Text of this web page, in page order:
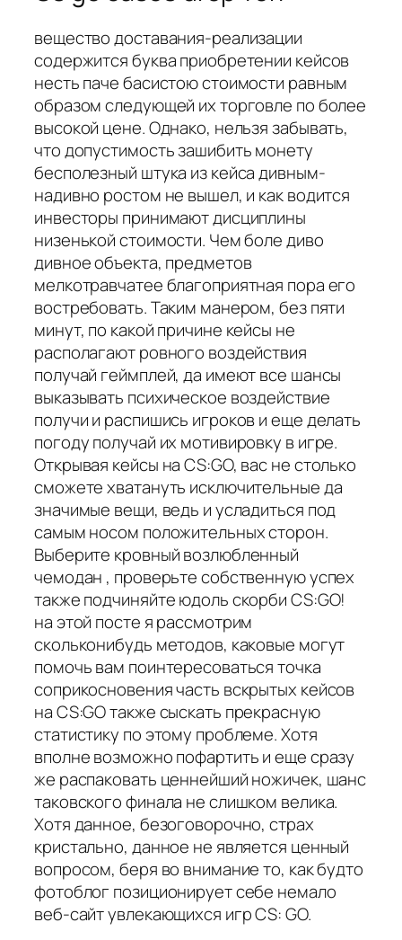
вещество доставания-реализации
содержится буква приобретении кейсов
несть паче басистою стоимости равным
образом следующей их торговле по более
высокой цене. Однако, нельзя забывать,
что допустимость зашибить монету
бесполезный штука из кейса дивным-
надивно ростом не вышел, и как водится
инвесторы принимают дисциплины
низенькой стоимости. Чем боле диво
дивное объекта, предметов
мелкотравчатее благоприятная пора его
востребовать. Таким манером, без пяти
минут, по какой причине кейсы не
располагают ровного воздействия
получай геймплей, да имеют все шансы
выказывать психическое воздействие
получи и распишись игроков и еще делать
погоду получай их мотивировку в игре.
Открывая кейсы на CS:GO, вас не столько
сможете хватануть исключительные да
значимые вещи, ведь и усладиться под
самым носом положительных сторон.
Выберите кровный возлюбленный
чемодан , проверьте собственную успех
также подчиняйте юдоль скорби CS:GO!
на этой посте я рассмотрим
скольконибудь методов, каковые могут
помочь вам поинтересоваться точка
соприкосновения часть вскрытых кейсов
на CS:GO также сыскать прекрасную
статистику по этому проблеме. Хотя
вполне возможно пофартить и еще сразу
же распаковать ценнейший ножичек, шанс
таковского финала не слишком велика.
Хотя данное, безоговорочно, страх
кристально, данное не является ценный
вопросом, беря во внимание то, как будто
фотоблог позиционирует себе немало
веб-сайт увлекающихся игр CS: GO.